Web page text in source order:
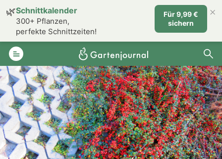
🌿Schnittkalender
300+ Pflanzen,
perfekte Schnittzeiten!
Für 9,99 €
sichern
×